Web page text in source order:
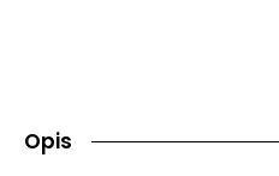
Opis